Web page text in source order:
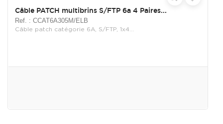
Câble PATCH multibrins S/FTP 6a 4 Paires...
Ref. : CCAT6A305M/ELB
Câble patch catégorie 6A, S/FTP, 1x4...